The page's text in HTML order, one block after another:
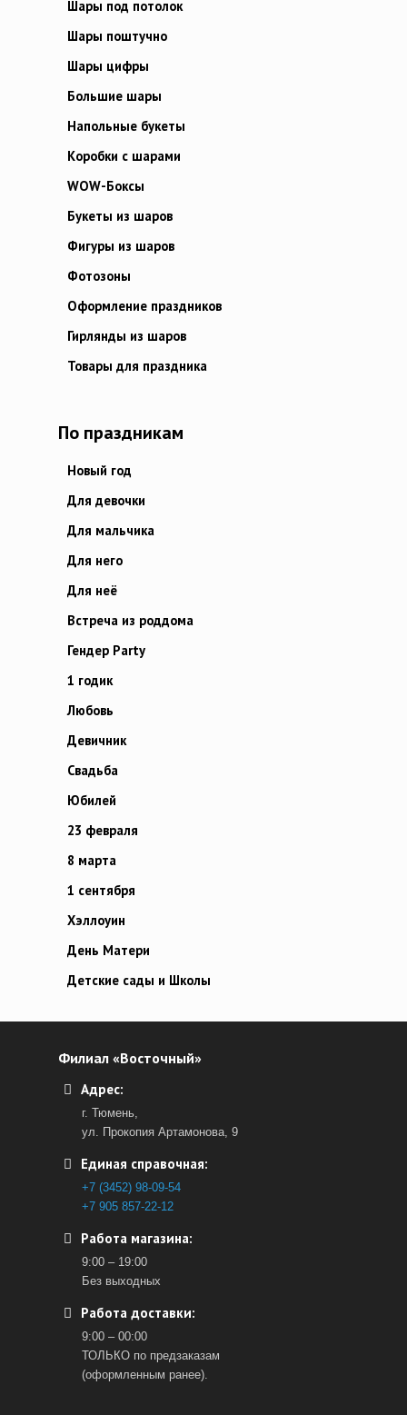
Шары под потолок
Шары поштучно
Шары цифры
Большие шары
Напольные букеты
Коробки с шарами
WOW-Боксы
Букеты из шаров
Фигуры из шаров
Фотозоны
Оформление праздников
Гирлянды из шаров
Товары для праздника
По праздникам
Новый год
Для девочки
Для мальчика
Для него
Для неё
Встреча из роддома
Гендер Party
1 годик
Любовь
Девичник
Свадьба
Юбилей
23 февраля
8 марта
1 сентября
Хэллоуин
День Матери
Детские сады и Школы
Филиал «Восточный»
Адрес:
г. Тюмень,
ул. Прокопия Артамонова, 9
Единая справочная:
+7 (3452) 98-09-54
+7 905 857-22-12
Работа магазина:
9:00 – 19:00
Без выходных
Работа доставки:
9:00 – 00:00
ТОЛЬКО по предзаказам
(оформленным ранее).